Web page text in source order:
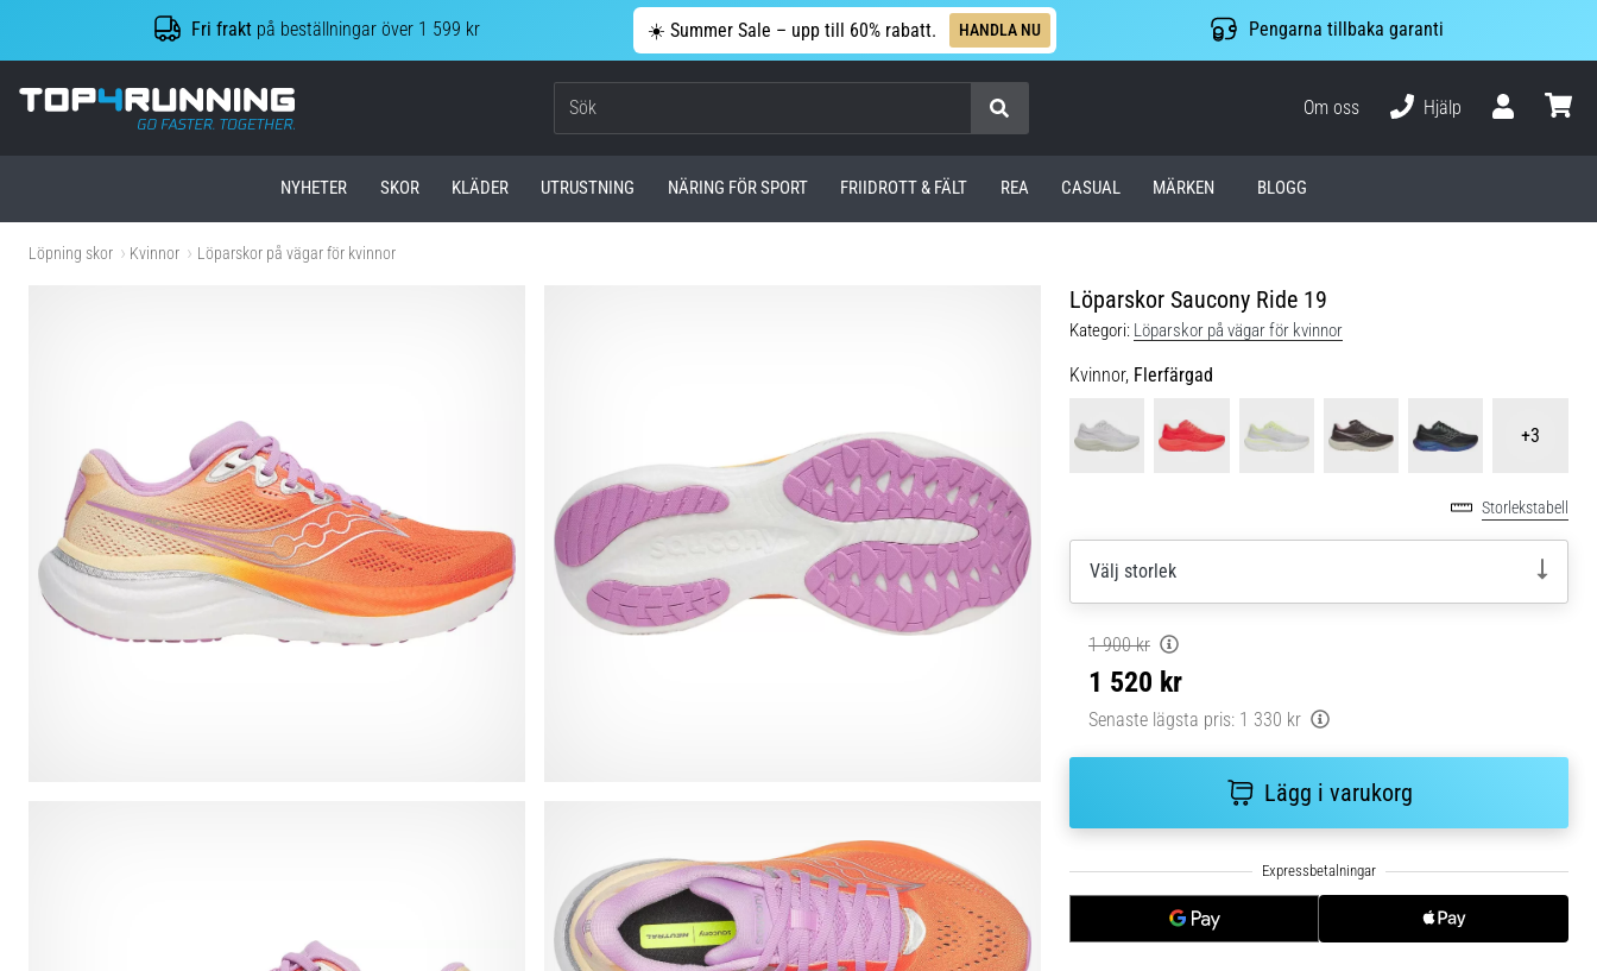
Fri frakt på beställningar över 1 599 kr ☀️ Summer Sale – upp till 60% rabatt. HANDLA NU Pengarna tillbaka garanti
Top4Running.se
Om oss
Hjälp
NYHETER SKOR KLÄDER UTRUSTNING NÄRING FÖR SPORT FRIIDROTT & FÄLT REA CASUAL MÄRKEN BLOGG
Löpning skor Kvinnor Löparskor på vägar för kvinnor
Löparskor Saucony Ride 19
Kategori: Löparskor på vägar för kvinnor
Kvinnor, Flerfärgad
+3
Storlekstabell
Välj storlek
1 900 kr
1 520 kr
Senaste lägsta pris: 1 330 kr
Lägg i varukorg